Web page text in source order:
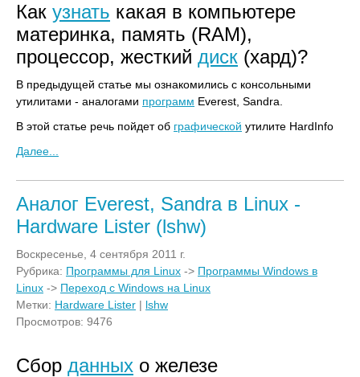
Как узнать какая в компьютере
материнка, память (RAM),
процессор, жесткий диск (хард)?
В предыдущей статье мы ознакомились с консольными
утилитами - аналогами программ Everest, Sandra.
В этой статье речь пойдет об графической утилите HardInfo
Далее...
Аналог Everest, Sandra в Linux -
Hardware Lister (lshw)
Воскресенье, 4 сентября 2011 г.
Рубрика: Программы для Linux -> Программы Windows в
Linux -> Переход с Windows на Linux
Метки: Hardware Lister | lshw
Просмотров: 9476
Сбор данных о железе